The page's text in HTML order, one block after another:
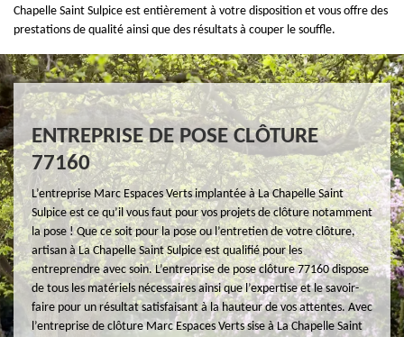
Chapelle Saint Sulpice est entièrement à votre disposition et vous offre des
prestations de qualité ainsi que des résultats à couper le souffle.
ENTREPRISE DE POSE CLÔTURE
77160
L’entreprise Marc Espaces Verts implantée à La Chapelle Saint
Sulpice est ce qu’il vous faut pour vos projets de clôture notamment
la pose ! Que ce soit pour la pose ou l’entretien de votre clôture,
artisan à La Chapelle Saint Sulpice est qualifié pour les
entreprendre avec soin. L’entreprise de pose clôture 77160 dispose
de tous les matériels nécessaires ainsi que l’expertise et le savoir-
faire pour un résultat satisfaisant à la hauteur de vos attentes. Avec
l’entreprise de clôture Marc Espaces Verts sise à La Chapelle Saint